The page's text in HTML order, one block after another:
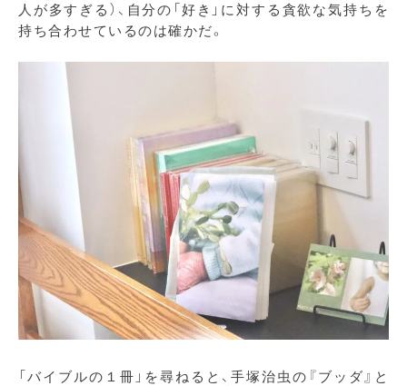
人が多すぎる）、自分の「好き」に対する貪欲な気持ちを
持ち合わせているのは確かだ。
「バイブルの１冊」を尋ねると、手塚治虫の『ブッダ』と